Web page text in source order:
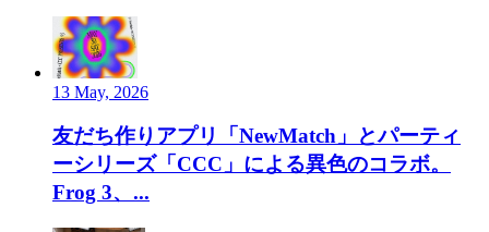
13 May, 2026
友だち作りアプリ「NewMatch」とパーティ
ーシリーズ「CCC」による異色のコラボ。
Frog 3、...